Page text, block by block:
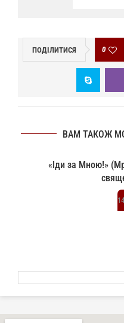
ПОДІЛИТИСЯ 0
ВАМ ТАКОЖ
«Іди за Мною!»